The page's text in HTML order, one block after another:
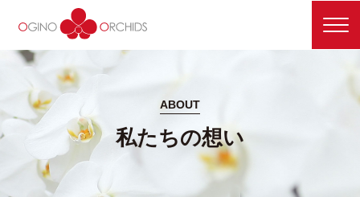
メ
ABOUT
私たちの想い